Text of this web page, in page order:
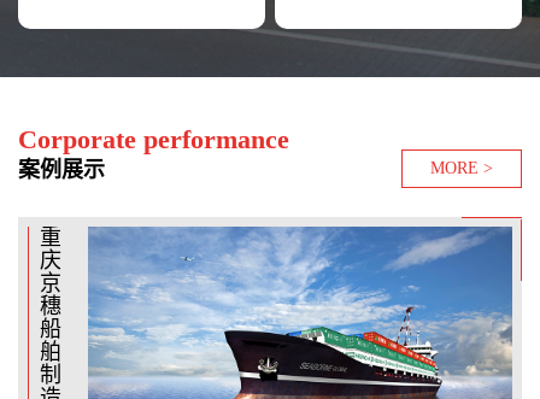
Corporate performance
案例展示 MORE >
重
庆
京
穗
船
舶
制
武
昌
造
船
厂
厦
门
市
海
运
船
舶
临
海
市
宏
胜
船
厂
福
建
闽
南
造
船
厂
福
建
国
安
船
业
有